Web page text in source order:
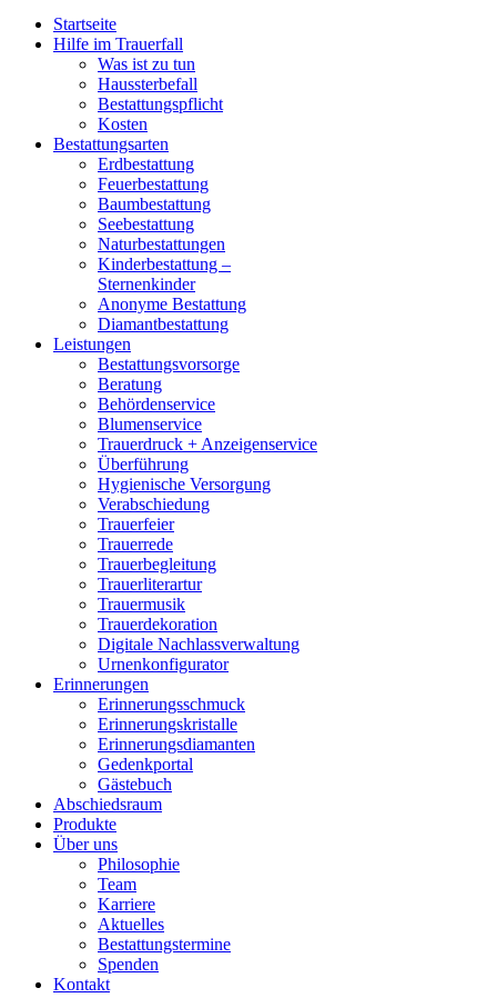
Startseite
Hilfe im Trauerfall
Was ist zu tun
Haussterbefall
Bestattungspflicht
Kosten
Bestattungsarten
Erdbestattung
Feuerbestattung
Baumbestattung
Seebestattung
Naturbestattungen
Kinderbestattung –
Sternenkinder
Anonyme Bestattung
Diamantbestattung
Leistungen
Bestattungsvorsorge
Beratung
Behördenservice
Blumenservice
Trauerdruck + Anzeigenservice
Überführung
Hygienische Versorgung
Verabschiedung
Trauerfeier
Trauerrede
Trauerbegleitung
Trauerliterartur
Trauermusik
Trauerdekoration
Digitale Nachlassverwaltung
Urnenkonfigurator
Erinnerungen
Erinnerungsschmuck
Erinnerungskristalle
Erinnerungsdiamanten
Gedenkportal
Gästebuch
Abschiedsraum
Produkte
Über uns
Philosophie
Team
Karriere
Aktuelles
Bestattungstermine
Spenden
Kontakt